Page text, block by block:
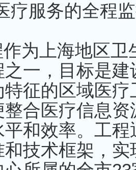
疗服务的全程
为上海地区卫
一，目标是建
特征的区域医疗
合医疗信息资
和效率。工程
技术框架，实